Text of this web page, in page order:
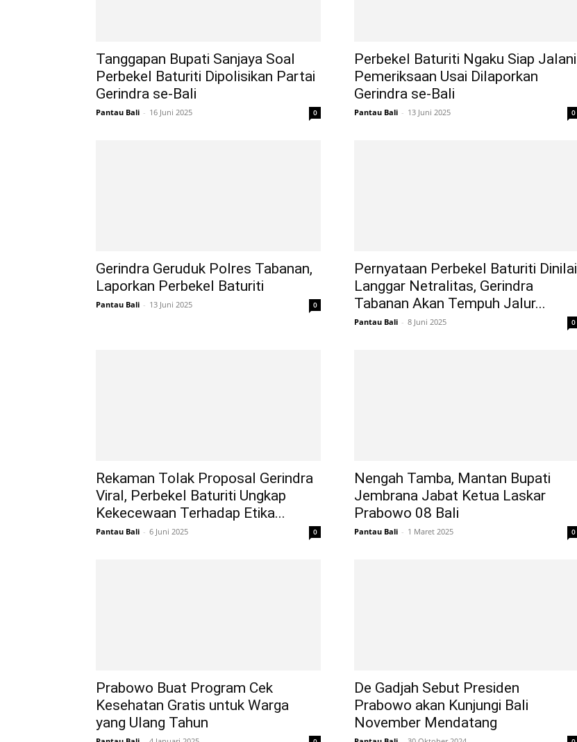
Tanggapan Bupati Sanjaya Soal
Perbekel Baturiti Dipolisikan Partai
Gerindra se-Bali
Pantau Bali - 16 Juni 2025 0
Perbekel Baturiti Ngaku Siap Jalani
Pemeriksaan Usai Dilaporkan
Gerindra se-Bali
Pantau Bali - 13 Juni 2025 0
Gerindra Geruduk Polres Tabanan,
Laporkan Perbekel Baturiti
Pantau Bali - 13 Juni 2025 0
Pernyataan Perbekel Baturiti Dinilai
Langgar Netralitas, Gerindra
Tabanan Akan Tempuh Jalur...
Pantau Bali - 8 Juni 2025 0
Rekaman Tolak Proposal Gerindra
Viral, Perbekel Baturiti Ungkap
Kekecewaan Terhadap Etika...
Pantau Bali - 6 Juni 2025 0
Nengah Tamba, Mantan Bupati
Jembrana Jabat Ketua Laskar
Prabowo 08 Bali
Pantau Bali - 1 Maret 2025 0
Prabowo Buat Program Cek
Kesehatan Gratis untuk Warga
yang Ulang Tahun
De Gadjah Sebut Presiden
Prabowo akan Kunjungi Bali
November Mendatang